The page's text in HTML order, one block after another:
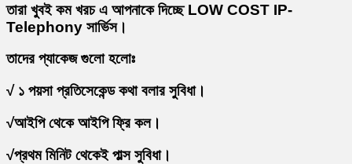
তারা খুবই কম খরচ এ আপনাকে দিচ্ছে LOW COST IP-
Telephony সার্ভিস।
তাদের প্যাকেজ গুলো হলোঃ
√ ১ পয়সা প্রতিসেকেন্ড কথা বলার সুবিধা।
√আইপি থেকে আইপি ফ্রি কল।
√প্রথম মিনিট থেকেই পাল্স সুবিধা।